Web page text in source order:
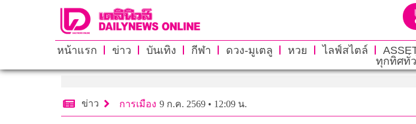
หน้าแรก ข่าว บันเทิง กีฬา ดวง-มูเตลู หวย ไลฟ์สไตล์
ทุกทิศทั่
ข่าว การเมือง 9 ก.ค. 2569 • 12:09 น.